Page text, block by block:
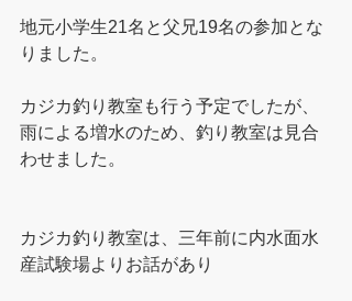
地元小学生21名と父兄19名の参加とな
りました。
カジカ釣り教室も行う予定でしたが、
雨による増水のため、釣り教室は見合
わせました。
カジカ釣り教室は、三年前に内水面水
産試験場よりお話があり